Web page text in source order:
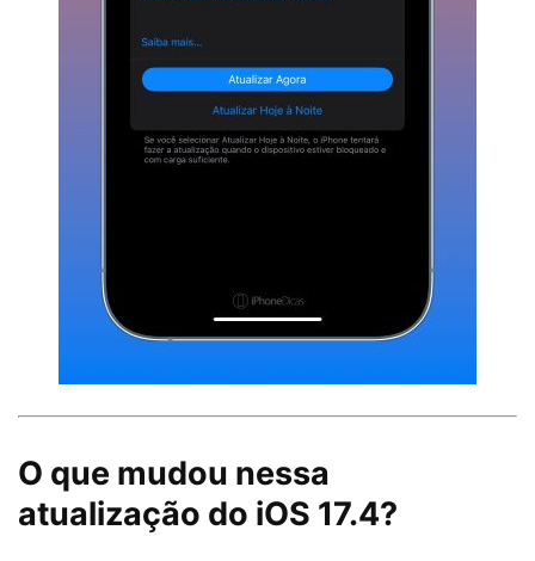
O que mudou nessa
atualização do iOS 17.4?